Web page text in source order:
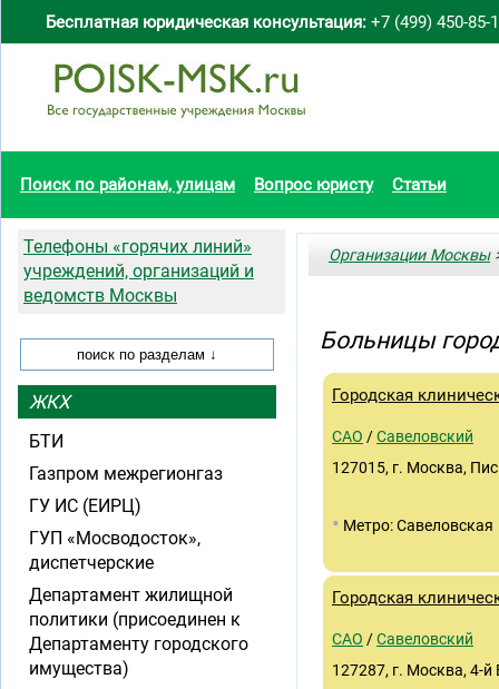
Бесплатная юридическая консультация: +7 (499) 450-85-
Поиск по районам, улицам Вопрос юристу Статьи
Организации Москвы
Больницы
Городская
САО /Савеловский
127015, г. Москва,
• Метро: Савеловская
Городская
САО /Савеловский
127287, г. Москва, 4-й
Телефоны «горячих линий»
учреждений, организаций и
ведомств Москвы
ЖКХ
БТИ
Газпром межрегионгаз
ГУ ИС (ЕИРЦ)
ГУП «Мосводосток»,
диспетчерские
Департамент жилищной
политики (присоединен к
Департаменту городского
имущества)